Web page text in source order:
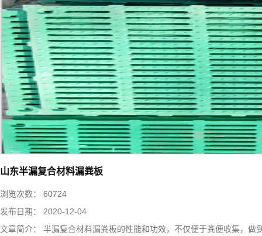
山东半漏复合材料漏粪板
浏览次数： 60724
发布日期： 2020-12-04
文章简介： 半漏复合材料漏粪板的性能和功效，不仅便于粪便收集，